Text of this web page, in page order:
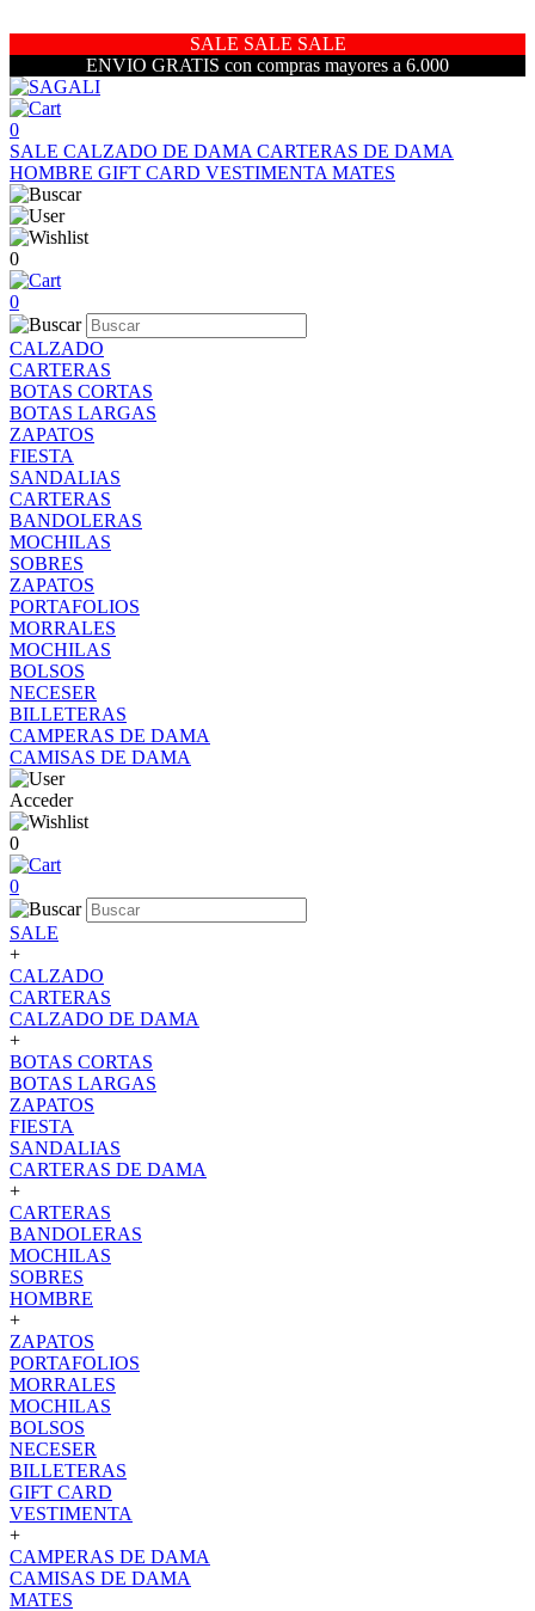
SALE SALE SALE
ENVIO GRATIS con compras mayores a 6.000
0
SALE CALZADO DE DAMA CARTERAS DE DAMA
HOMBRE GIFT CARD VESTIMENTA MATES
0
0
CALZADO
CARTERAS
BOTAS CORTAS
BOTAS LARGAS
ZAPATOS
FIESTA
SANDALIAS
CARTERAS
BANDOLERAS
MOCHILAS
SOBRES
ZAPATOS
PORTAFOLIOS
MORRALES
MOCHILAS
BOLSOS
NECESER
BILLETERAS
CAMPERAS DE DAMA
CAMISAS DE DAMA
Acceder
0
0
SALE
+
CALZADO
CARTERAS
CALZADO DE DAMA
+
BOTAS CORTAS
BOTAS LARGAS
ZAPATOS
FIESTA
SANDALIAS
CARTERAS DE DAMA
+
CARTERAS
BANDOLERAS
MOCHILAS
SOBRES
HOMBRE
+
ZAPATOS
PORTAFOLIOS
MORRALES
MOCHILAS
BOLSOS
NECESER
BILLETERAS
GIFT CARD
VESTIMENTA
+
CAMPERAS DE DAMA
CAMISAS DE DAMA
MATES